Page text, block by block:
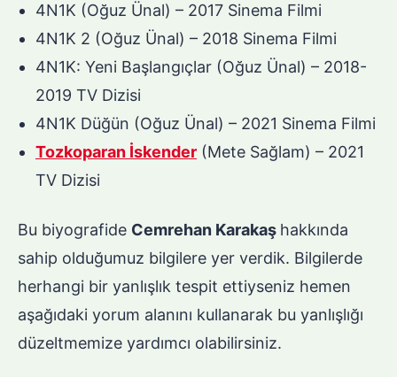
4N1K (Oğuz Ünal) – 2017 Sinema Filmi
4N1K 2 (Oğuz Ünal) – 2018 Sinema Filmi
4N1K: Yeni Başlangıçlar (Oğuz Ünal) – 2018-
2019 TV Dizisi
4N1K Düğün (Oğuz Ünal) – 2021 Sinema Filmi
Tozkoparan İskender (Mete Sağlam) – 2021
TV Dizisi
Bu biyografide Cemrehan Karakaş hakkında
sahip olduğumuz bilgilere yer verdik. Bilgilerde
herhangi bir yanlışlık tespit ettiyseniz hemen
aşağıdaki yorum alanını kullanarak bu yanlışlığı
düzeltmemize yardımcı olabilirsiniz.